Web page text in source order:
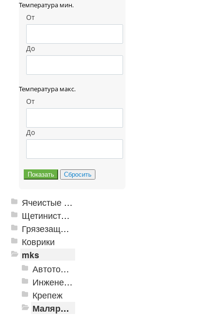
Температура мин.
От
До
Температура макс.
От
До
Ячеистые грязезащитные покрытия
Щетинистые покрытия
Грязезащитные, влаговпитывающие покрытия
Коврики
mks
Автотовары
Инженерная сантехника и инструменты
Крепеж
Малярно-штукатурные инструменты